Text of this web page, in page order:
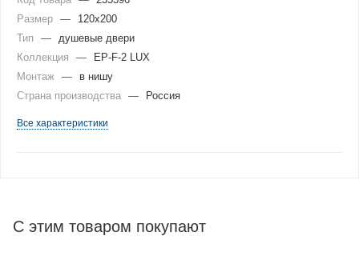
Размер —
120x200
Тип
—
душевые двери
Коллекция
—
EP-F-2 LUX
Монтаж —
в нишу
Страна производства — Россия
Все характеристики
С этим товаром покупают